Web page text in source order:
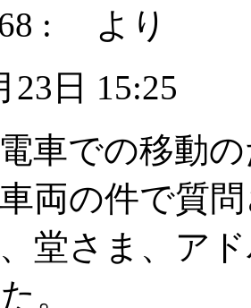
: より
23日 15:25
車での移動
両の件で質
堂さま、ア
。